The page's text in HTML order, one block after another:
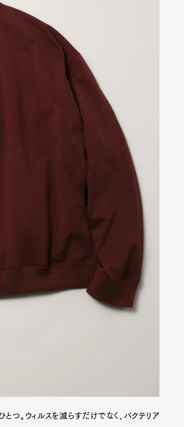
Watch
Fashion
Cars Product
Culture
つ。ウィルスを減らすだけでなく、バクテリア